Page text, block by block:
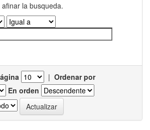
la busqueda.
| Ordenar por
En orden